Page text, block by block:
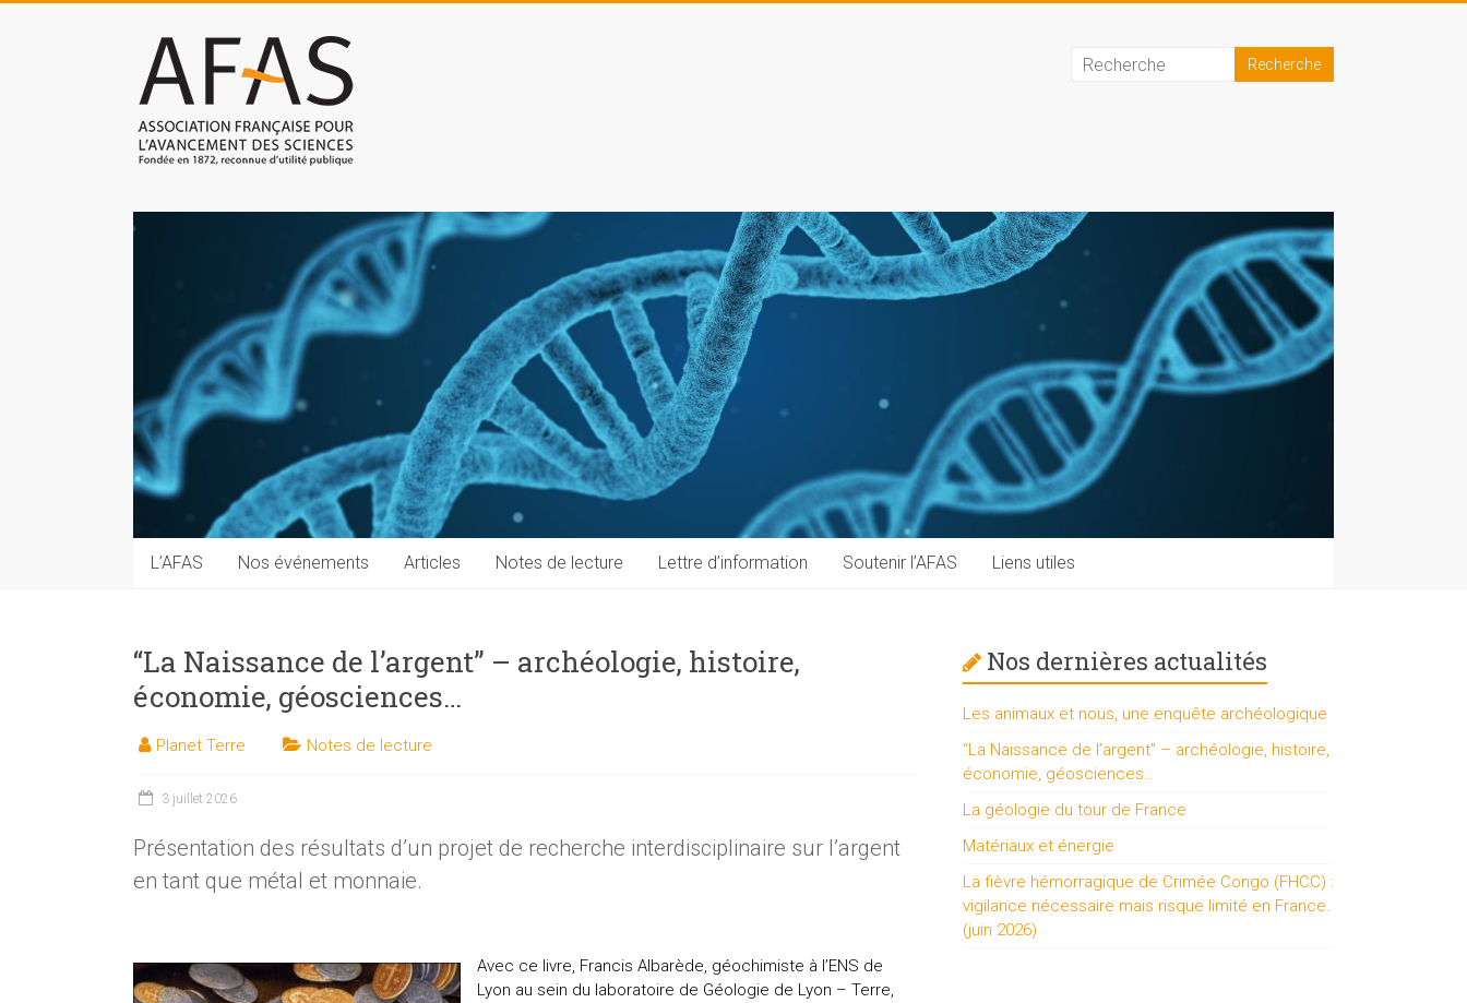
Association
française
pour
des
sciences
(AFAS)
Promouvoir
sciences
et
les
techniques
du
public
L’AFAS Nos événements Articles Notes de lecture Lettre d’information Soutenir l’AFAS Liens utiles
“La Naissance de l’argent” – archéologie, histoire,
économie, géosciences…
Planet Terre Notes de lecture
3 juillet 2026
Présentation des résultats d’un projet de recherche interdisciplinaire sur l’argent
en tant que métal et monnaie.
Avec ce livre, Francis Albarède, géochimiste à l’ENS de
Lyon au sein du laboratoire de Géologie de Lyon – Terre,
Nos dernières actualités
Les animaux et nous, une enquête archéologique
“La Naissance de l’argent” – archéologie, histoire,
économie, géosciences…
La géologie du tour de France
Matériaux et énergie
La fièvre hémorragique de Crimée Congo (FHCC) :
vigilance nécessaire mais risque limité en France.
(juin 2026)